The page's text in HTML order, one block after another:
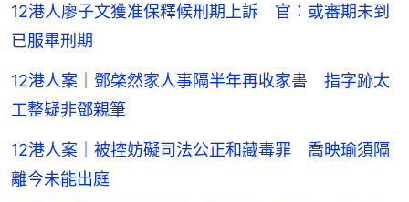
12港人廖子文獲准保釋候刑期上訴 官：或審期未到
已服畢刑期
12港人案｜鄧棨然家人事隔半年再收家書 指字跡太
工整疑非鄧親筆
12港人案｜被控妨礙司法公正和藏毒罪 喬映瑜須隔
離今未能出庭